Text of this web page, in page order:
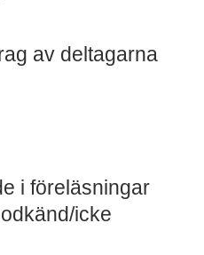
av deltagarna
i föreläsningar
icke